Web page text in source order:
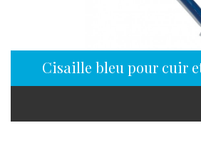
Cisaille bleu pour cuir